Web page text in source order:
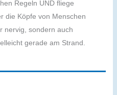
Regeln UND fliege
die Köpfe von Menschen
nervig, sondern auch
gerade am Strand.